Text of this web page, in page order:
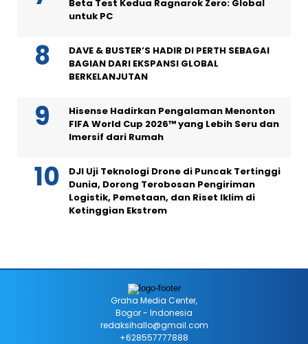
Beta Test Kedua Ragnarok Zero: Global
untuk PC
DAVE & BUSTER’S HADIR DI PERTH SEBAGAI
BAGIAN DARI EKSPANSI GLOBAL
BERKELANJUTAN
Hisense Hadirkan Pengalaman Menonton
FIFA World Cup 2026™ yang Lebih Seru dan
Imersif dari Rumah
DJI Uji Teknologi Drone di Puncak Tertinggi
Dunia, Dorong Terobosan Pengiriman
Logistik, Pemetaan, dan Riset Iklim di
Ketinggian Ekstrem
Graha Media Center,
Bogor - Indonesia
redaksihallo@gmail.com
+628557777888